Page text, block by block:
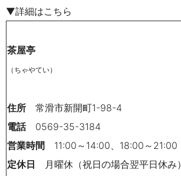
▼詳細はこちら
茶屋亭
（ちゃやてい）
住所 常滑市新開町1-98-4
電話0569-35-3184
営業時間 11:00～14:00、18:00～21:00
定休日 月曜休（祝日の場合翌平日休み）